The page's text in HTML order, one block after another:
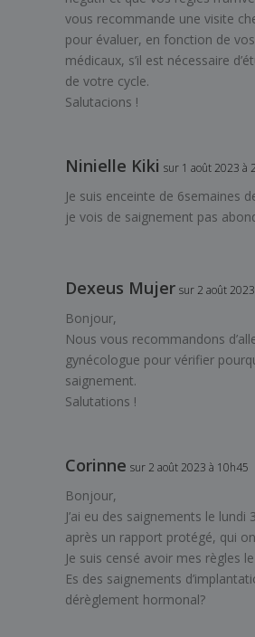
vous recommande une visite
pour évaluer, en fonction de
médicaux, s’il est nécessaire
de votre cycle.
Salutacions !
Ninielle Kiki sur 1 août 2023 à
Je suis enceinte de 6semaines
je vois de saignement pas
Dexeus Mujer sur 2 août
Bonjour,
Nous vous recommandons
gynécologue pour vérifier
saignement.
Salutations !
Corinne sur 2 août 2023 à 10h45
Bonjour,
J’ai eu des saignements le
après un rapport protégé, qui
Je suis censé avoir mes règles
Es des saignements
dérèglement hormonal?